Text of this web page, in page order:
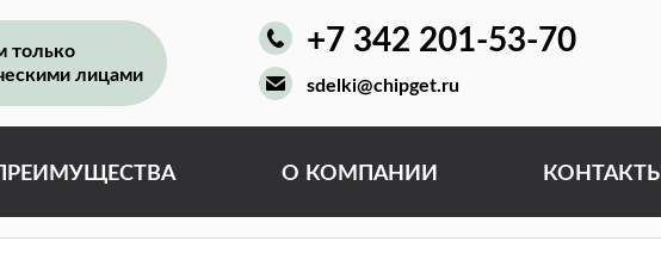
только
лицами
+7 342 201-53-70
sdelki@chipget.ru
О КОМПАНИИ КОНТАКТЫ